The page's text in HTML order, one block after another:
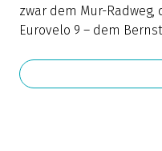
zwar dem Mur-
Eurovelo 9 – dem